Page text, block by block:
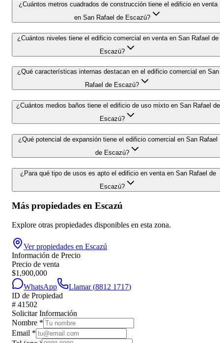
¿Cuántos metros cuadrados de construcción tiene el edificio en venta
en San Rafael de Escazú?
¿Cuántos niveles tiene el edificio comercial en venta en San Rafael de
Escazú?
¿Qué características internas destacan en el edificio comercial en San
Rafael de Escazú?
¿Cuántos medios baños tiene el edificio de uso mixto en San Rafael de
Escazú?
¿Qué potencial de expansión tiene el edificio comercial en San Rafael
de Escazú?
¿Para qué tipo de usos es apto el edificio en venta en San Rafael de
Escazú?
Más propiedades en Escazú
Explore otras propiedades disponibles en esta zona.
Ver propiedades en Escazú
Información de Precio
Precio de venta
$1,900,000
WhatsApp
Llamar (8812 1717)
ID de Propiedad
# 41502
Solicitar Información
Nombre *
Email *